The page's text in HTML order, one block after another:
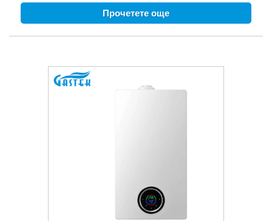
отопление на вода. Ние също така ще разгледаме
съвети за поддръжка, сравнения на разходите и често
Прочетете още